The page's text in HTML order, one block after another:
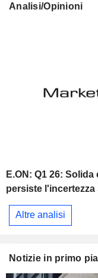
Analisi/Opinioni
E.ON: Q1 26:
persiste l'incertezza
Altre analisi
Notizie in primo